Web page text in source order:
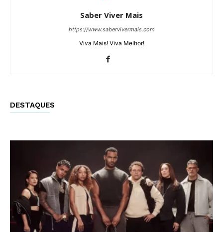
Saber Viver Mais
https://www.sabervivermais.com
Viva Mais! Viva Melhor!
DESTAQUES